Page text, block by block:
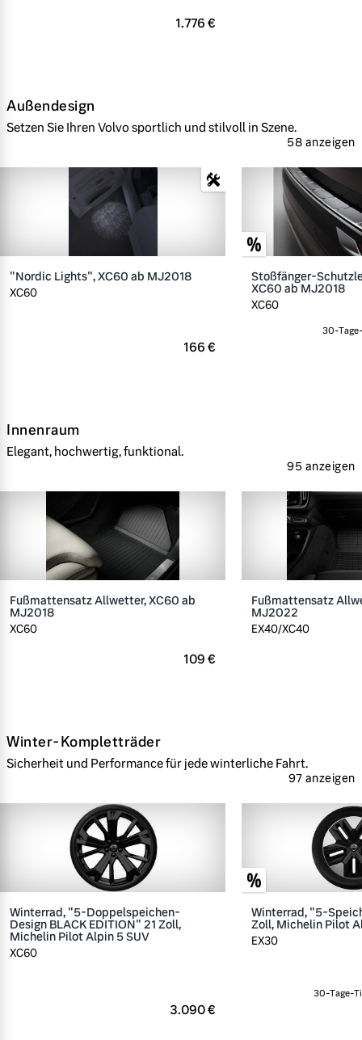
1.776 €
Außendesign
Setzen Sie Ihren Volvo sportlich und stilvoll in Szene.
58 anzeigen
"Nordic Lights", XC60 ab MJ2018
XC60
166 €
Stoßfänger-
XC60 ab MJ2018
XC60
30-
Innenraum
Elegant, hochwertig, funktional.
95 anzeigen
Fußmattensatz Allwetter, XC60 ab
MJ2018
XC60
109 €
Fußmattensatz
MJ2022
EX40/XC40
Winter-Kompletträder
Sicherheit und Performance für jede winterliche Fahrt.
97 anzeigen
Winterrad, "5-Doppelspeichen-
Design BLACK EDITION" 21 Zoll,
Michelin Pilot Alpin 5 SUV
XC60
3.090 €
Winterrad, "5-
Zoll, Michelin Pilot
EX30
30-Tage-